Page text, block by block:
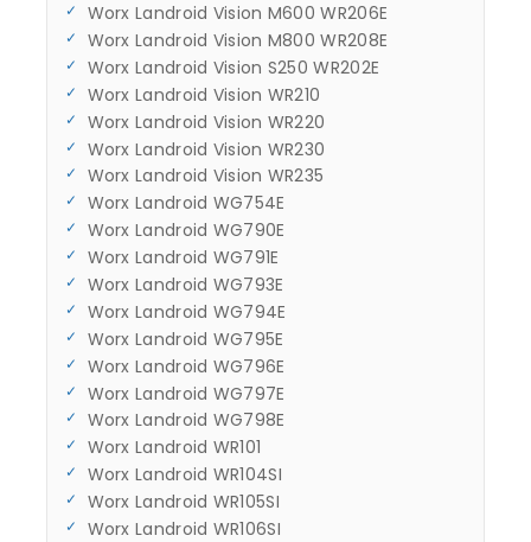
Worx Landroid Vision M600 WR206E
Worx Landroid Vision M800 WR208E
Worx Landroid Vision S250 WR202E
Worx Landroid Vision WR210
Worx Landroid Vision WR220
Worx Landroid Vision WR230
Worx Landroid Vision WR235
Worx Landroid WG754E
Worx Landroid WG790E
Worx Landroid WG791E
Worx Landroid WG793E
Worx Landroid WG794E
Worx Landroid WG795E
Worx Landroid WG796E
Worx Landroid WG797E
Worx Landroid WG798E
Worx Landroid WR101
Worx Landroid WR104SI
Worx Landroid WR105SI
Worx Landroid WR106SI